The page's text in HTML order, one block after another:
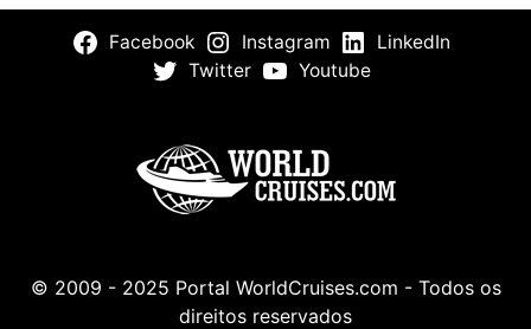
Facebook Instagram
LinkedIn
Twitter
Youtube
© 2009 - 2025 Portal WorldCruises.com - Todos os
direitos reservados